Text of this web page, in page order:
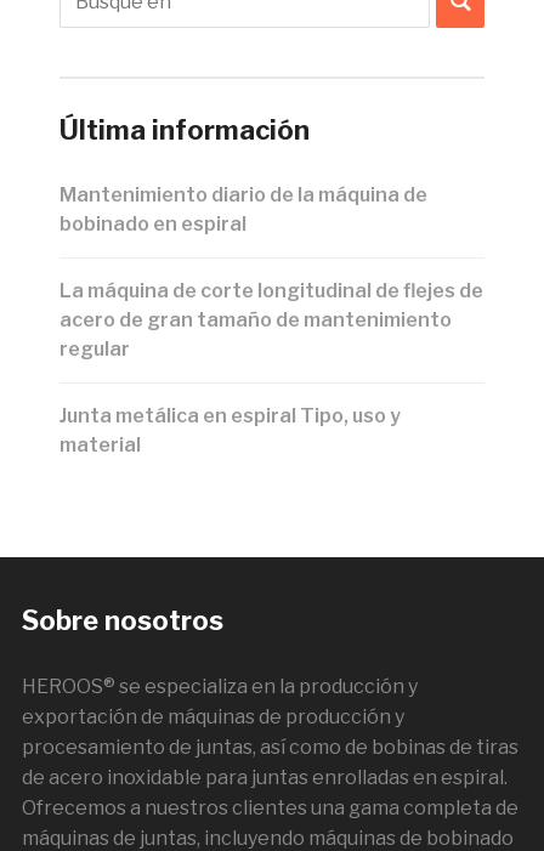
Última información
Mantenimiento diario de la máquina de
bobinado en espiral
La máquina de corte longitudinal de flejes de
acero de gran tamaño de mantenimiento
regular
Junta metálica en espiral Tipo, uso y
material
Sobre nosotros
HEROOS® se especializa en la producción y
exportación de máquinas de producción y
procesamiento de juntas, así como de bobinas de tiras
de acero inoxidable para juntas enrolladas en espiral.
Ofrecemos a nuestros clientes una gama completa de
máquinas de juntas, incluyendo máquinas de bobinado